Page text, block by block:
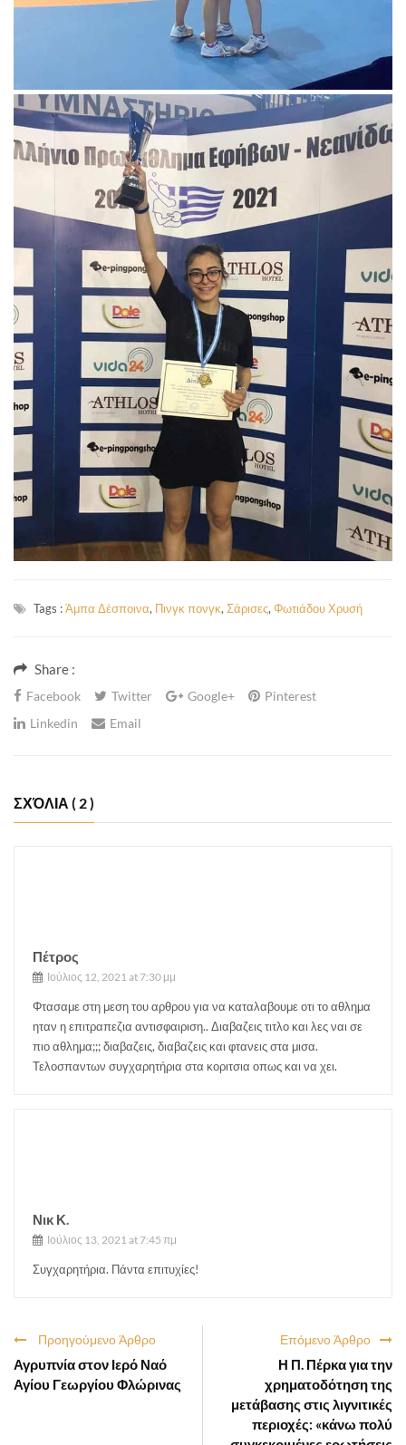
Tags :Άμπα Δέσποινα, Πινγκ πονγκ, Σάρισες, Φωτιάδου Χρυσή
Share :
Facebook Twitter Google+
Pinterest
Linkedin
Email
ΣΧΌΛΙΑ ( 2 )
Πέτρος
Ιούλιος 12, 2021 at 7:30 μμ
Φτασαμε στη μεση του αρθρου για να καταλαβουμε οτι το αθλημα
ηταν η επιτραπεζια αντισφαιριση.. Διαβαζεις τιτλο και λες ναι σε
πιο αθλημα;;; διαβαζεις, διαβαζεις και φτανεις στα μισα.
Τελοσπαντων συγχαρητήρια στα κοριτσια οπως και να χει.
Νικ Κ.
Ιούλιος 13, 2021 at 7:45 πμ
Συγχαρητήρια. Πάντα επιτυχίες!
Επόμενο Άρθρο
Η Π. Πέρκα για την
χρηματοδότηση της
μετάβασης στις λιγνιτικές
περιοχές: «κάνω πολύ
Προηγούμενο Άρθρο
Αγρυπνία στον Ιερό Ναό
Αγίου Γεωργίου Φλώρινας